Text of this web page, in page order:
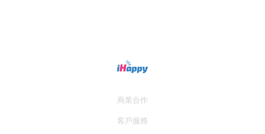
商業合作
客戶服務